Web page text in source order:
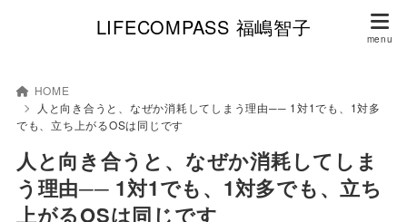
LIFECOMPASS 福嶋智子
HOME
人と向き合うと、なぜか消耗してしまう理由── 1対1でも、1対多
でも、立ち上がるOSは同じです
人と向き合うと、なぜか消耗してしま
う理由── 1対1でも、1対多でも、立ち
上がるOSは同じです